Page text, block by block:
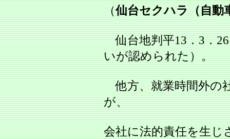
（仙台セクハラ（自動
仙台地判平13．3．26
いが認められた）。
他方、就業時間外の
が、
会社に法的責任を生じ